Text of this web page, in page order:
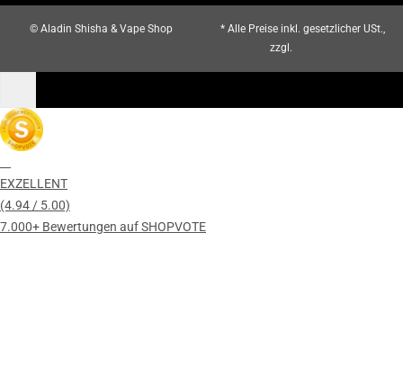
© Aladin Shisha & Vape Shop
* Alle Preise inkl. gesetzlicher USt.,
zzgl.
EXZELLENT
(4.94 / 5.00)
7.000+ Bewertungen auf SHOPVOTE